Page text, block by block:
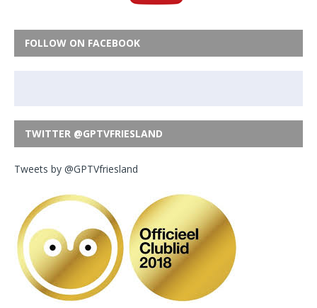
FOLLOW ON FACEBOOK
TWITTER @GPTVFRIESLAND
Tweets by @GPTVfriesland